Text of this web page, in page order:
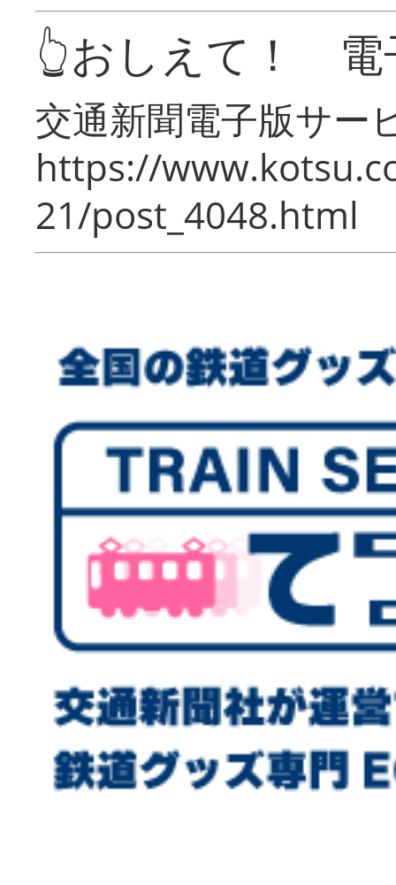
👆おしえて！ 電
交通新聞電子版サー
https://
21/post_4048.html